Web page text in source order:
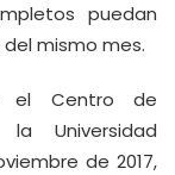
puedan
mismo mes.
el Centro de
Universidad
de 2017,